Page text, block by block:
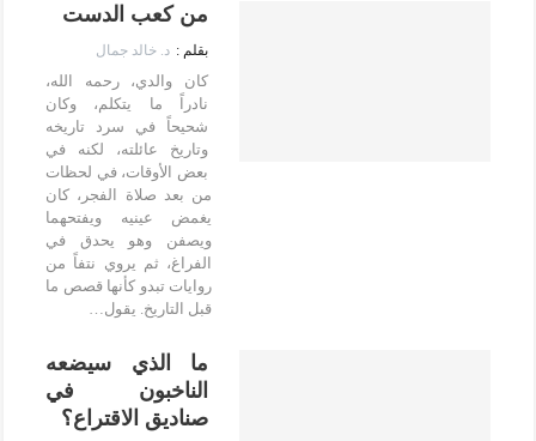
من كعب الدست
د. خالد جمال
كان والدي، رحمه الله،
نادراً ما يتكلم، وكان
شحيحاً في سرد تاريخه
وتاريخ عائلته، لكنه في
بعض الأوقات، في لحظات
من بعد صلاة الفجر، كان
يغمض عينيه ويفتحهما
ويصفن وهو يحدق في
الفراغ، ثم يروي نتفاً من
روايات تبدو كأنها قصص ما
قبل التاريخ. يقول…
ما الذي سيضعه
الناخبون في
صناديق الاقتراع؟